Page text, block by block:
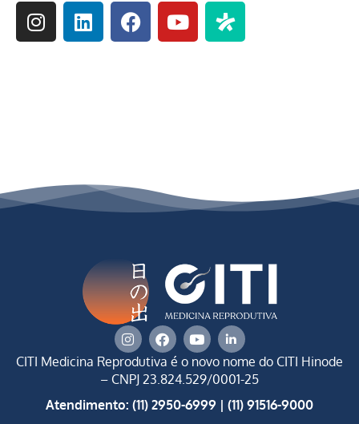
CITI Medicina Reprodutiva é o novo nome do CITI Hinode
– CNPJ 23.824.529/0001-25
Atendimento: (11) 2950-6999 | (11) 91516-9000